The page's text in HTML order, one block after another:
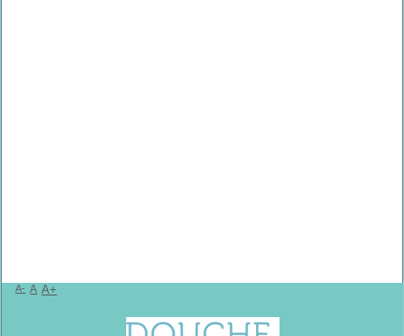
A- A A+